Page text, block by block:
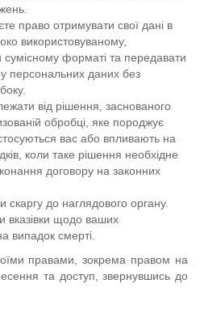
право отримувати свої дані в
використовуваному,
форматі та передавати
персональних даних без
від рішення, заснованого
обробці, яке породжує
вас або впливають на
коли таке рішення необхідне
договору на законних
до наглядового органу.
вказівки щодо ваших
випадок смерті.
правами, зокрема правом на
та доступ, звернувшись до